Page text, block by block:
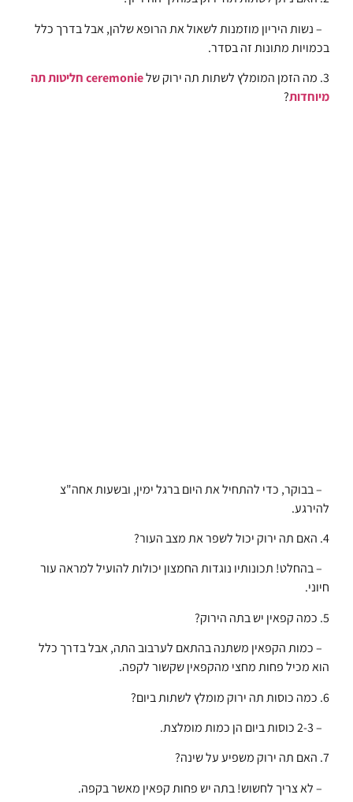
– נשות היריון מוזמנות לשאול את הרופא שלהן, אבל בדרך כלל
בכמויות מתונות זה בסדר.
3. מה הזמן המומלץ לשתות תה ירוק של
ceremonie חליטות תה
מיוחדות?
– בבוקר, כדי להתחיל את היום ברגל ימין, ובשעות אחה"צ
להירגע.
4. האם תה ירוק יכול לשפר את מצב העור?
– בהחלט! תכונותיו נוגדות החמצון יכולות להועיל למראה עור
חיוני.
5. כמה קפאין יש בתה הירוק?
– כמות הקפאין משתנה בהתאם לערבוב התה, אבל בדרך כלל
הוא מכיל פחות מחצי מהקפאין שקשור לקפה.
6. כמה כוסות תה ירוק מומלץ לשתות ביום?
– 2-3 כוסות ביום הן כמות מומלצת.
7. האם תה ירוק משפיע על שינה?
– לא צריך לחשוש! בתה יש פחות קפאין מאשר בקפה.